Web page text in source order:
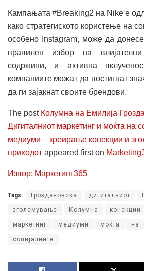
Кампањата #Breaking2 на Nike е
како стратегиското користење на
особено Instagram, може да
правилен избор на
содржини, и активна
компаниите можат да постигнат
да ги зајакнат своите брендови.
The post Колумна на Емилија
Дигиталниот маркетинг и моќта на
медиуми – креирање конекции и
приходот appeared first on
Извор: Маркетинг365
Tags: Гроздановска дигиталниот
зголемување Колумна конекции
маркетинг медиуми моќта на
социјалните